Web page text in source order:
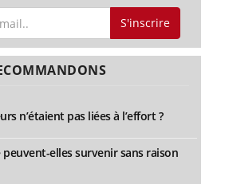
S'inscrire
n’étaient pas liées à l’effort ?
peuvent-elles survenir sans raison